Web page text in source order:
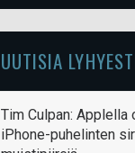
UUTISIA
Tim Culpan: Applella
iPhone-puhelinten